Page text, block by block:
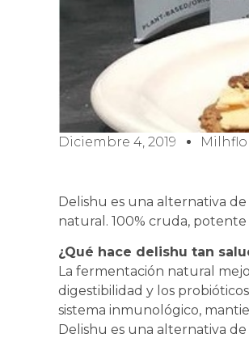
Diciembre 4, 2019
Delishu es una alternativa
natural. 100% cruda,
¿Qué hace delishu tan
La fermentación natural
digestibilidad y los
sistema inmunológico,
Delishu es una alternativa